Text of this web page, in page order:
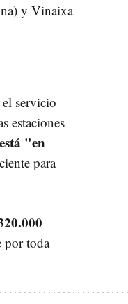
y Vinaixa
el servicio
estaciones
"en
para
por toda